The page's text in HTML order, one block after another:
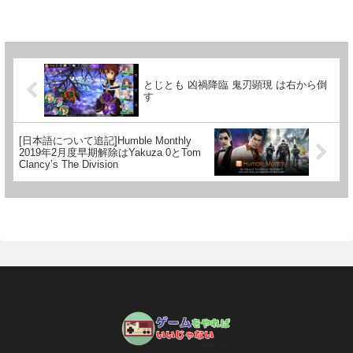
とじとも 凶禍降臨 鬼刃顕現 は右から倒
す
[日本語について追記]Humble Monthly
2019年2月度早期解除はYakuza 0とTom
Clancy’s The Division